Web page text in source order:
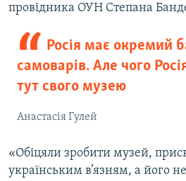
провідника ОУН Степана
Росія має окремий
самоварів. Але чого
тут свого музею
Анастасія Гулей
«Обіцяли зробити музей,
українським в’язням, а його